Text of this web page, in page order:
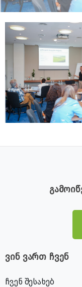
ვინ ვართ ჩვენ
ჩვენ შესახებ